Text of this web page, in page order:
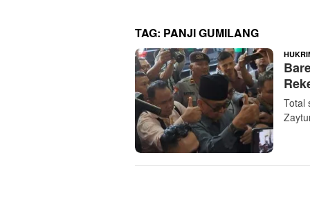
TAG: PANJI GUMILANG
Total